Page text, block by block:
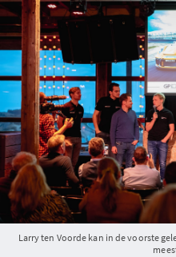
Larry ten Voorde kan in de voorste